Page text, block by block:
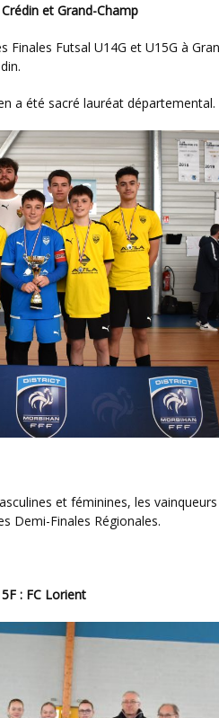
et Grand-Champ
a été sacré lauréat départemental.
Demi-Finales Régionales.
: FC Lorient